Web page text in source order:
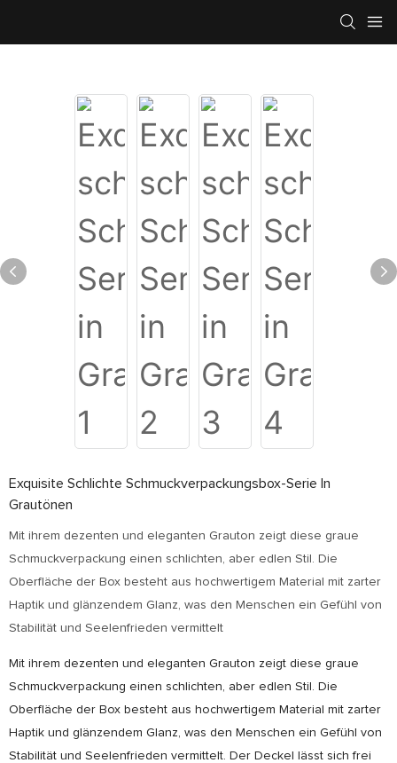
Exquisite Schlichte Schmuckverpackungsbox-Serie In
Grautönen
Mit ihrem dezenten und eleganten Grauton zeigt diese graue
Schmuckverpackung einen schlichten, aber edlen Stil. Die
Oberfläche der Box besteht aus hochwertigem Material mit zarter
Haptik und glänzendem Glanz, was den Menschen ein Gefühl von
Stabilität und Seelenfrieden vermittelt
Mit ihrem dezenten und eleganten Grauton zeigt diese graue
Schmuckverpackung einen schlichten, aber edlen Stil. Die
Oberfläche der Box besteht aus hochwertigem Material mit zarter
Haptik und glänzendem Glanz, was den Menschen ein Gefühl von
Stabilität und Seelenfrieden vermittelt. Der Deckel lässt sich frei